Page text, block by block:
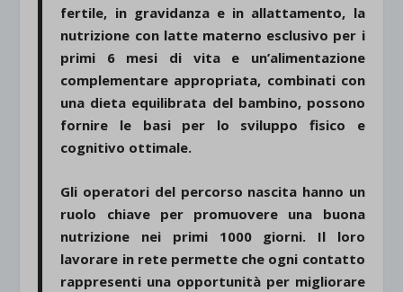
fertile, in gravidanza e in allattamento, la
nutrizione con latte materno esclusivo per i
primi 6 mesi di vita e un’alimentazione
complementare appropriata, combinati con
una dieta equilibrata del bambino, possono
fornire le basi per lo sviluppo fisico e
cognitivo ottimale.
Gli operatori del percorso nascita hanno un
ruolo chiave per promuovere una buona
nutrizione nei primi 1000 giorni. Il loro
lavorare in rete permette che ogni contatto
rappresenti una opportunità per migliorare